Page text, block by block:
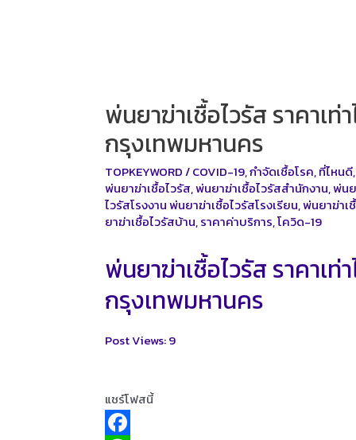
พ่นยาฆ่าเชื้อไวรัส ราคาเท่
กรุงเทพมหานคร
TOPKEYWORD/COVID-19,กำจัดเชื้อโรค,ที่ไหนดี,
พ่นยาฆ่าเชื้อไวรัส,พ่นยาฆ่าเชื้อไวรัสสำนักงาน,พ่น
ไวรัสโรงงาน พ่นยาฆ่าเชื้อไวรัสโรงเรียน,พ่นยาฆ่าเ
ยาฆ่าเชื้อไวรัสบ้าน,ราคาค่าบริการ,โควิด-19
พ่นยาฆ่าเชื้อไวรัส ราคาเท่
กรุงเทพมหานคร
Post Views:9
แชร์โฟสนี้